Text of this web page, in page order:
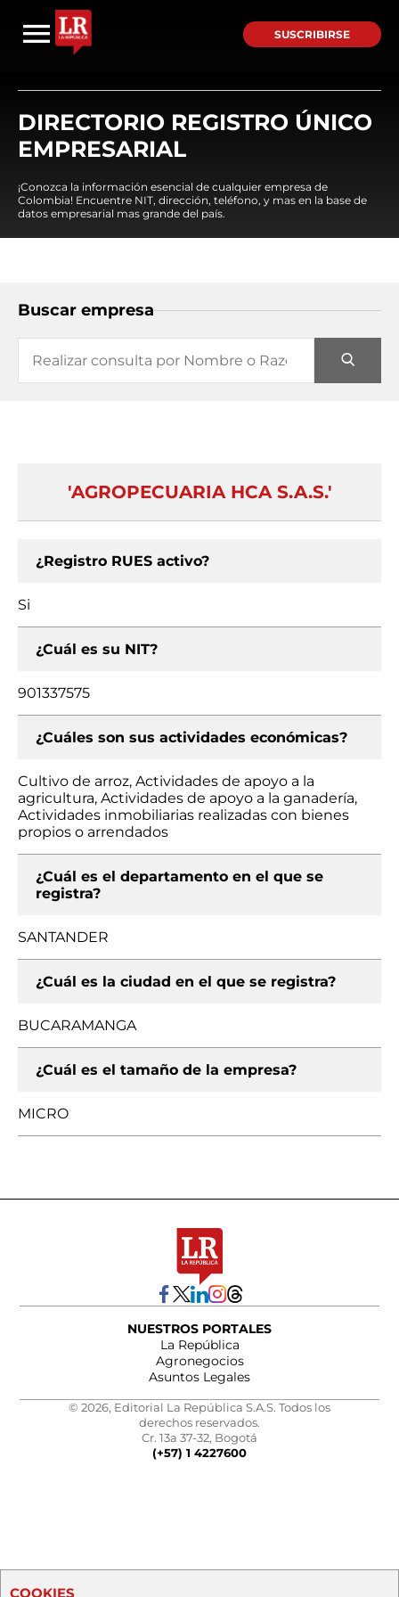
SUSCRIBIRSE
DIRECTORIO REGISTRO ÚNICO
EMPRESARIAL
¡Conozca la información esencial de cualquier empresa de
Colombia! Encuentre NIT, dirección, teléfono, y mas en la base de
datos empresarial mas grande del país.
Buscar empresa
'AGROPECUARIA HCA S.A.S.'
¿Registro RUES activo?
Si
¿Cuál es su NIT?
901337575
¿Cuáles son sus actividades económicas?
Cultivo de arroz, Actividades de apoyo a la
agricultura, Actividades de apoyo a la ganadería,
Actividades inmobiliarias realizadas con bienes
propios o arrendados
¿Cuál es el departamento en el que se
registra?
SANTANDER
¿Cuál es la ciudad en el que se registra?
BUCARAMANGA
¿Cuál es el tamaño de la empresa?
MICRO
NUESTROS PORTALES
La República
Agronegocios
Asuntos Legales
© 2026, Editorial La República S.A.S. Todos los
derechos reservados.
Cr. 13a 37-32, Bogotá
(+57) 1 4227600
COOKIES